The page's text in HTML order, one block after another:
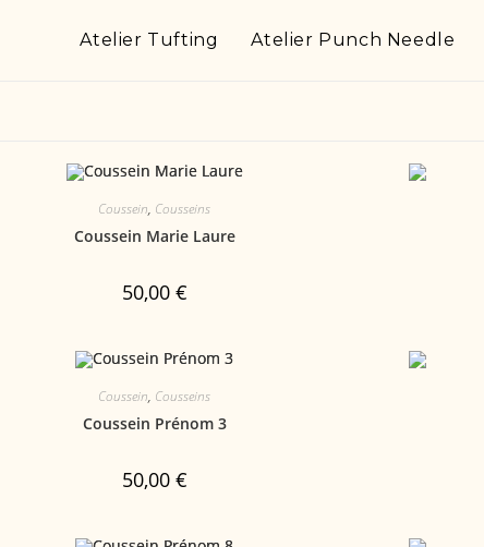
Atelier Tufting Atelier Punch Needle
Coussein, Cousseins
Coussein Marie Laure
50,00 €
Coussein, Cousseins
Coussein Prénom 3
50,00 €